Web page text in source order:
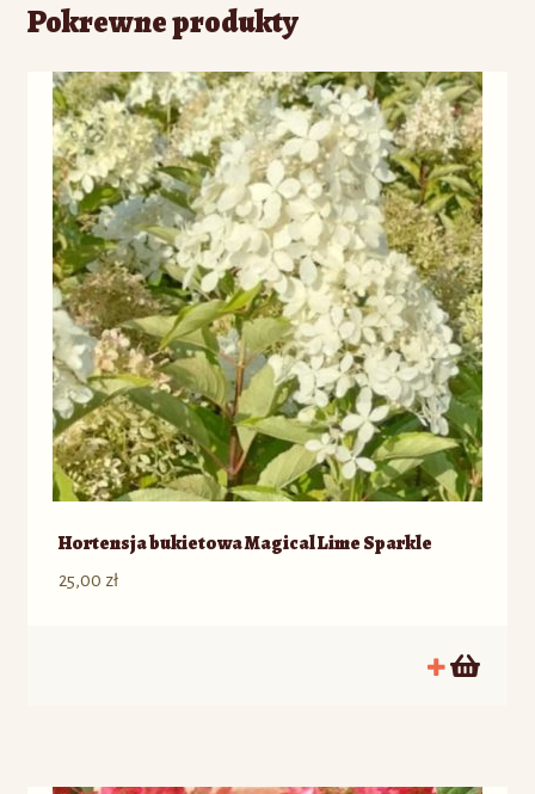
Pokrewne produkty
Hortensja bukietowa Magical Lime Sparkle
25,00 zł